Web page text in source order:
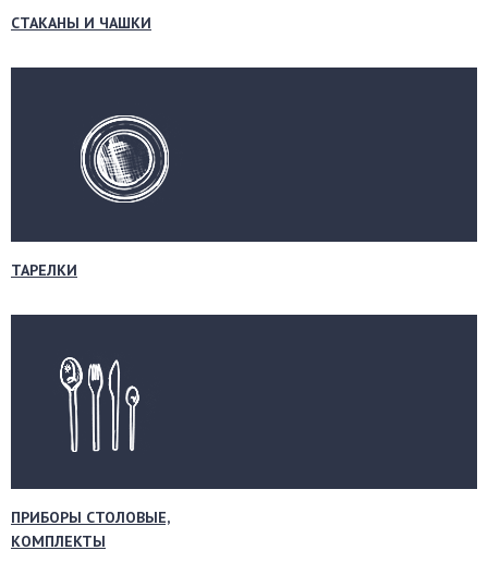
СТАКАНЫ И ЧАШКИ
ТАРЕЛКИ
ПРИБОРЫ СТОЛОВЫЕ,
КОМПЛЕКТЫ